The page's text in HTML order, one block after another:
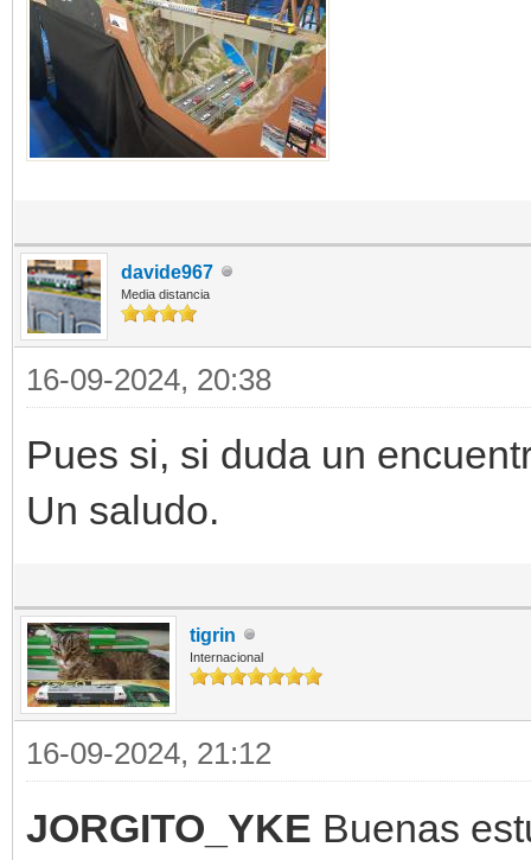
davide967
Media distancia
16-09-2024, 20:38
Pues si, si duda un
Un saludo.
tigrin
Internacional
16-09-2024, 21:12
JORGITO_YKE Buenas